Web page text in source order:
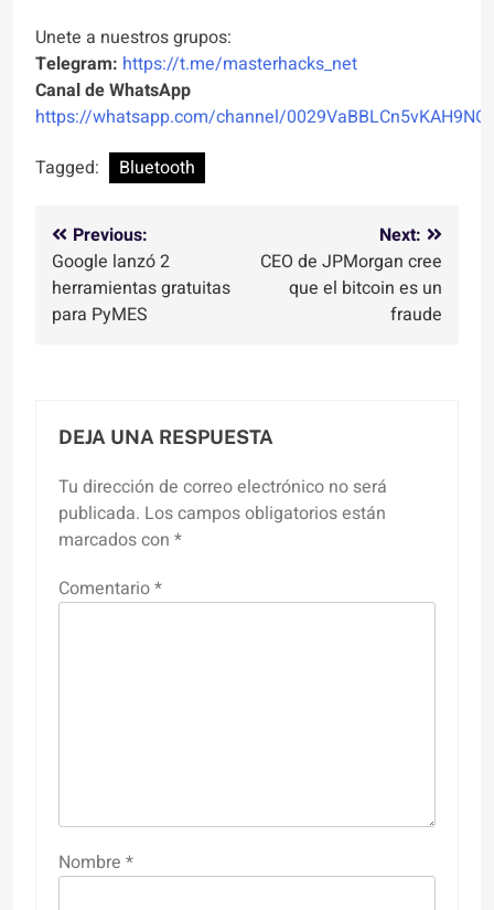
Unete a nuestros grupos:
Telegram: https://t.me/masterhacks_net
Canal de WhatsApp
https://whatsapp.com/channel/
Tagged:
Bluetooth
Navegación
de
entradas
Previous:
Google lanzó 2
herramientas gratuitas
para PyMES
Next:
CEO de JPMorgan cree
que el bitcoin es un
fraude
DEJA UNA RESPUESTA
Tu dirección de correo electrónico no será
publicada. Los campos obligatorios están
marcados con *
Comentario*
Nombre *